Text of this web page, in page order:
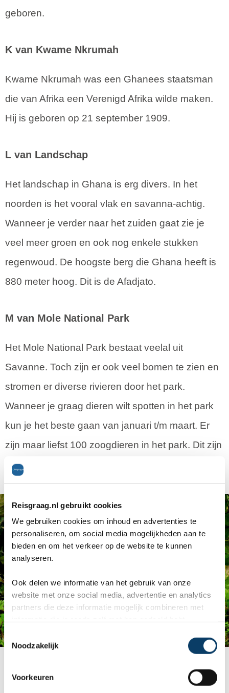
Reisgraag.nl gebruikt cookies
We gebruiken cookies om inhoud en advertenties te
personaliseren, om social media mogelijkheden aan te
bieden en om het verkeer op de website te kunnen
analyseren.
Ook delen we informatie van het gebruik van onze
website met onze social media, advertentie en analytics
partners die deze informatie mogelijk combineren met
C
o
Noodzakelijk
Voorkeuren
geboren.
K van Kwame Nkrumah
Kwame Nkrumah was een Ghanees staatsman
die van Afrika een Verenigd Afrika wilde maken.
Hij is geboren op 21 september 1909.
L van Landschap
Het landschap in Ghana is erg divers. In het
noorden is het vooral vlak en savanna-achtig.
Wanneer je verder naar het zuiden gaat zie je
veel meer groen en ook nog enkele stukken
regenwoud. De hoogste berg die Ghana heeft is
880 meter hoog. Dit is de Afadjato.
M van Mole National Park
Het Mole National Park bestaat veelal uit
Savanne. Toch zijn er ook veel bomen te zien en
stromen er diverse rivieren door het park.
Wanneer je graag dieren wilt spotten in het park
kun je het beste gaan van januari t/m maart. Er
zijn maar liefst 100 zoogdieren in het park. Dit zijn
o.a. de olifant en de nijlpaard.
N van Nzulezo